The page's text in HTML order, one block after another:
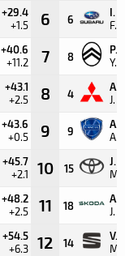
+29.4
+1.5 6 6
I.
F.
+40.6
+11.2 7 8
P.
Y.
+43.1
+2.5 8 4
A.
J.
+43.6
+0.5 9 9
A.
A.
+45.7
+2.1 10 15
J.
M.
+48.2
+2.5 11 18
A.
J.
+54.5
+6.3 12 14
V.
M.